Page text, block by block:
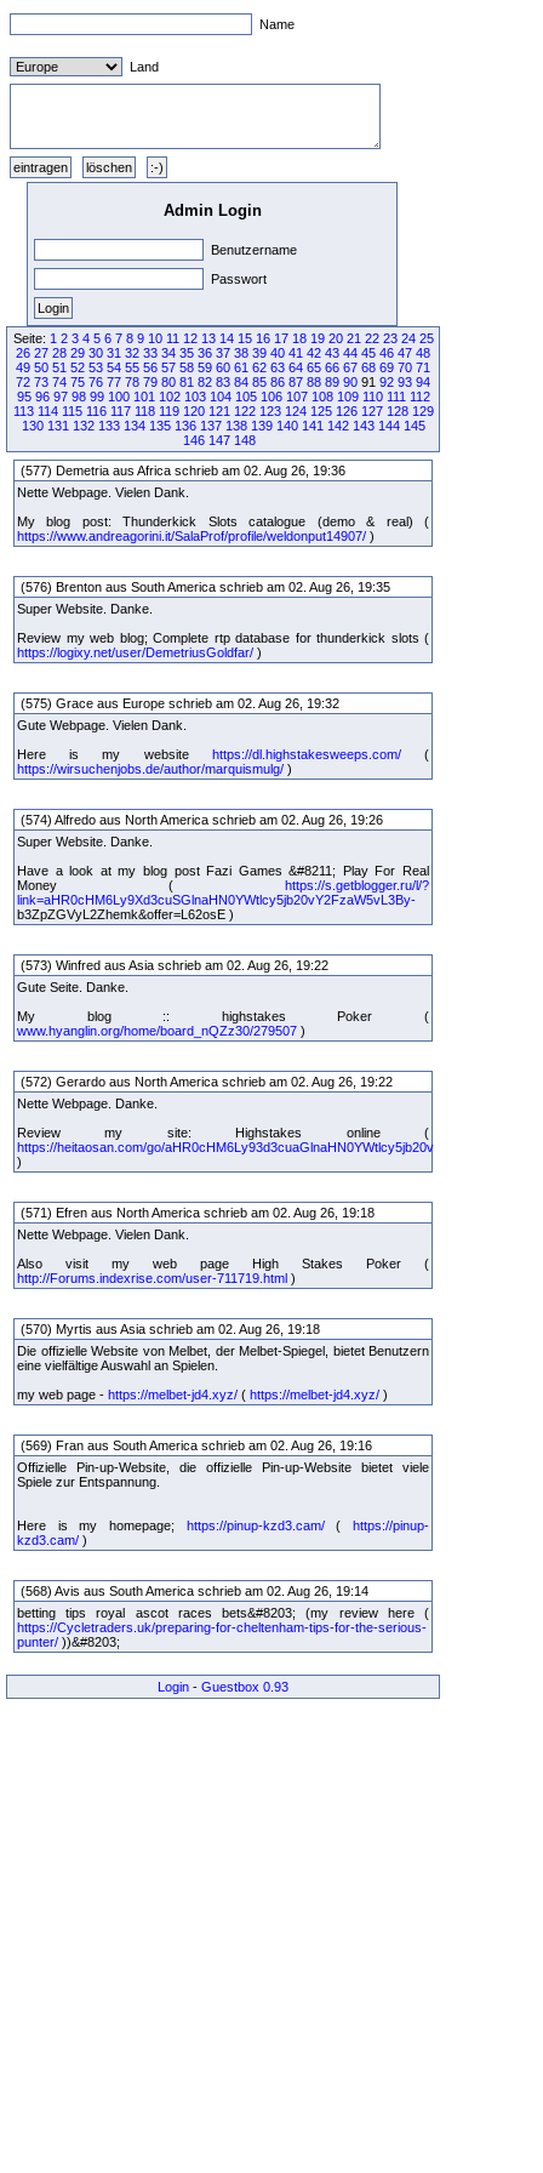
Name
Land
Admin Login
Benutzername
Passwort
Seite: 1 2 3 4 5 6 7 8 9 10 11 12 13 14 15 16 17 18 19 20 21 22 23 24 25
26 27 28 29 30 31 32 33 34 35 36 37 38 39 40 41 42 43 44 45 46 47 48
49 50 51 52 53 54 55 56 57 58 59 60 61 62 63 64 65 66 67 68 69 70 71
72 73 74 75 76 77 78 79 80 81 82 83 84 85 86 87 88 89 90 91 92 93 94
95 96 97 98 99 100 101 102 103 104 105 106 107 108 109 110 111 112
113 114 115 116 117 118 119 120 121 122 123 124 125 126 127 128 129
130 131 132 133 134 135 136 137 138 139 140 141 142 143 144 145
146 147 148
(577) Demetria aus Africa schrieb am 02. Aug 26, 19:36
Nette Webpage. Vielen Dank.
My blog post: Thunderkick Slots catalogue (demo & real) (
https://www.andreagorini.it/SalaProf/profile/weldonput14907/ )
(576) Brenton aus South America schrieb am 02. Aug 26, 19:35
Super Website. Danke.
Review my web blog; Complete rtp database for thunderkick slots (
https://logixy.net/user/DemetriusGoldfar/ )
(575) Grace aus Europe schrieb am 02. Aug 26, 19:32
Gute Webpage. Vielen Dank.
Here is my website https://dl.highstakesweeps.com/(
https://wirsuchenjobs.de/author/marquismulg/ )
(574) Alfredo aus North America schrieb am 02. Aug 26, 19:26
Super Website. Danke.
Have a look at my blog post Fazi Games &#8211; Play For Real
Money ( https://s.getblogger.ru/l/?
link=aHR0cHM6Ly9Xd3cuSGlnaHN0YWtlcy5jb20vY2FzaW5vL3By-
b3ZpZGVyL2Zhemk&offer=L62osE )
(573) Winfred aus Asia schrieb am 02. Aug 26, 19:22
Gute Seite. Danke.
My blog :: highstakes Poker (
www.hyanglin.org/home/board_nQZz30/279507 )
(572) Gerardo aus North America schrieb am 02. Aug 26, 19:22
Nette Webpage. Danke.
Review my site: Highstakes online (
https://heitaosan.com/go/aHR0cHM6Ly93d3cuaGlnaHN0YWtlcy5jb20v
)
(571) Efren aus North America schrieb am 02. Aug 26, 19:18
Nette Webpage. Vielen Dank.
Also visit my web page High Stakes Poker (
http://Forums.indexrise.com/user-711719.html )
(570) Myrtis aus Asia schrieb am 02. Aug 26, 19:18
Die offizielle Website von Melbet, der Melbet-Spiegel, bietet Benutzern
eine vielfältige Auswahl an Spielen.
my web page - https://melbet-jd4.xyz/ ( https://melbet-jd4.xyz/ )
(569) Fran aus South America schrieb am 02. Aug 26, 19:16
Offizielle Pin-up-Website, die offizielle Pin-up-Website bietet viele
Spiele zur Entspannung.
Here is my homepage; https://pinup-kzd3.cam/(https://pinup-
kzd3.cam/ )
(568) Avis aus South America schrieb am 02. Aug 26, 19:14
betting tips royal ascot races bets&#8203; (my review here (
https://Cycletraders.uk/preparing-for-cheltenham-tips-for-the-serious-
punter/ ))&#8203;
Login - Guestbox 0.93